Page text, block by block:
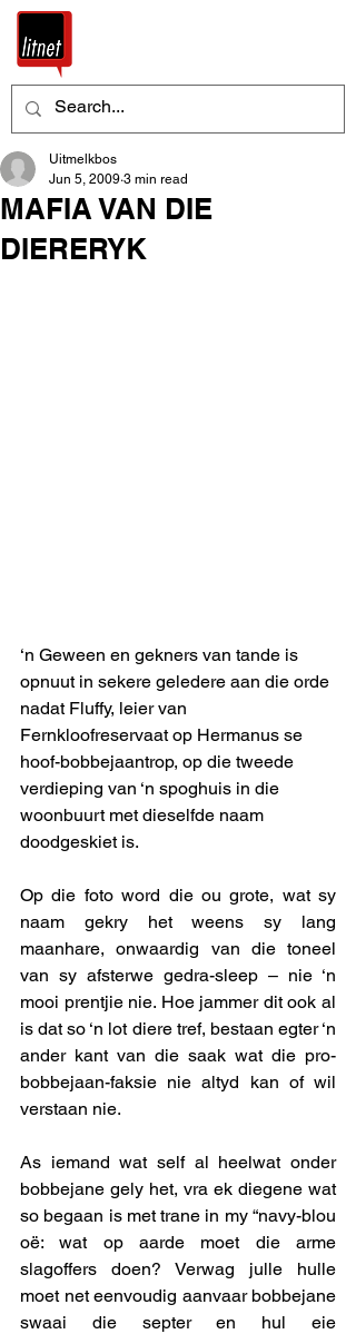
MAFIA VAN DIE
DIERERYK
Uitmelkbos
Jun 5, 2009 3 min read
‘n Geween en gekners van tande is
opnuut in sekere geledere aan die orde
nadat Fluffy, leier van
Fernkloofreservaat op Hermanus se
hoof-bobbejaantrop, op die tweede
verdieping van ‘n spoghuis in die
woonbuurt met dieselfde naam
doodgeskiet is.
Op die foto word die ou grote, wat sy
naam gekry het weens sy lang
maanhare, onwaardig van die toneel
van sy afsterwe gedra-sleep – nie ‘n
mooi prentjie nie. Hoe jammer dit ook al
is dat so ‘n lot diere tref, bestaan egter ‘n
ander kant van die saak wat die pro-
bobbejaan-faksie nie altyd kan of wil
verstaan nie.
As iemand wat self al heelwat onder
bobbejane gely het, vra ek diegene wat
so begaan is met trane in my “navy-blou
oë: wat op aarde moet die arme
slagoffers doen? Verwag julle hulle
moet net eenvoudig aanvaar bobbejane
swaai die septer en hul eie